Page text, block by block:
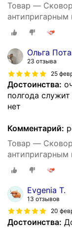
Товар —
ручкой цвет
Ольга
23 отзыва
25
Достоинства:
полгода
нет
Комментарий:
Товар —
ручкой цвет
Evgenia T.
13 отзывов
20
Достоинства: